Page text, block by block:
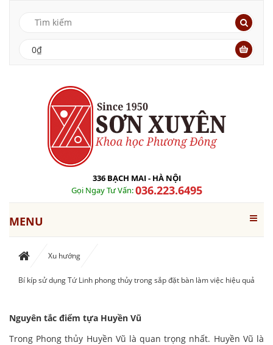
0₫
336 BẠCH MAI - HÀ NỘI
Gọi Ngay Tư Vấn:036.223.6495
MENU
Xu hướng
Bí kíp sử dụng Tứ Linh phong thủy trong sắp đặt bàn làm việc hiệu quả
Nguyên tắc điểm tựa Huyền Vũ
Trong Phong thủy Huyền Vũ là quan trọng nhất. Huyền Vũ là